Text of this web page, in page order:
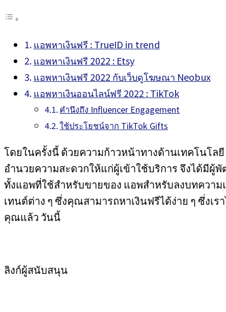
แอพหาเงินฟรี : TrueID in trend
แอพหาเงินฟรี 2022 : Etsy
แอพหาเงินฟรี 2022 กับเว็บดูโฆษณา Neobux
แอพหาเงินออนไลน์ฟรี 2022 : TikTok
คำนึงถึง Influencer Engagement
ใช้ประโยชน์จาก TikTok Gifts
โดยในครั้งนี้ ด้วยความก้าวหน้าทางด้านเทคโนโล
อำนวยความสะดวกให้แก่ผู้เข้าใช้บริการ จึงได้มีผู้
ทั้งแอพที่ใช้สำหรับขายของ แอพสำหรับลงบทควา
เทนต์ต่าง ๆ ซึ่งคุณสามารถหาเงินฟรีได้ง่าย ๆ ซึ่งเ
คุณแล้ว วันนี้
ลิงก์ผู้สนับสนุน